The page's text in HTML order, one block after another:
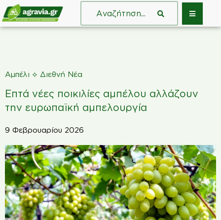
Αμπέλι ⟡ Διεθνή Νέα
Επτά νέες ποικιλίες αμπέλου αλλάζουν
την ευρωπαϊκή αμπελουργία
9 Φεβρουαρίου 2026